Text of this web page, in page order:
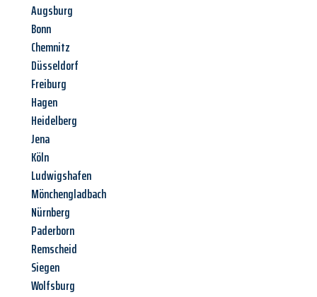
Augsburg
Bonn
Chemnitz
Düsseldorf
Freiburg
Hagen
Heidelberg
Jena
Köln
Ludwigshafen
Mönchengladbach
Nürnberg
Paderborn
Remscheid
Siegen
Wolfsburg